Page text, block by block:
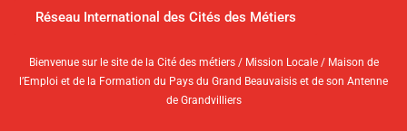
Réseau International des Cités des Métiers
Bienvenue sur le site de la Cité des métiers / Mission Locale / Maison de
l’Emploi et de la Formation du Pays du Grand Beauvaisis et de son Antenne
de Grandvilliers